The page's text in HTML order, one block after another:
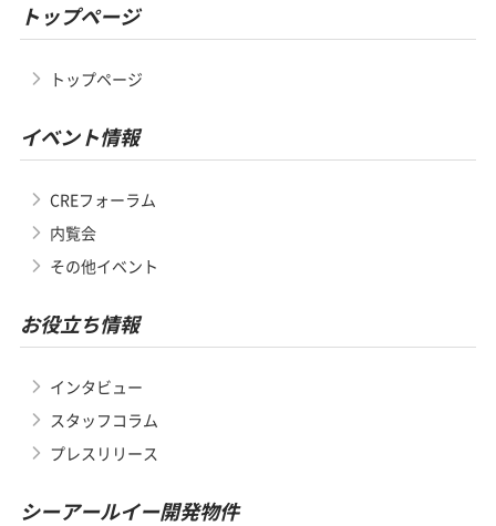
トップページ
トップページ
イベント情報
CREフォーラム
内覧会
その他イベント
お役立ち情報
インタビュー
スタッフコラム
プレスリリース
シーアールイー開発物件